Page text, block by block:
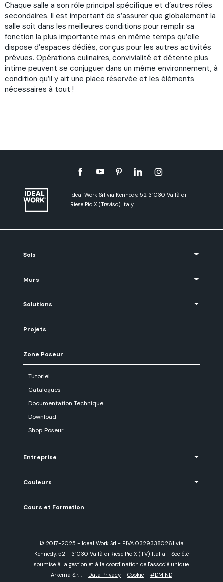
Chaque salle a son rôle principal spécifique et d’autres rôles
secondaires. Il est important de s’assurer que globalement la
salle soit dans les meilleures conditions pour remplir sa
fonction la plus importante mais en même temps qu’elle
dispose d’espaces dédiés, conçus pour les autres activités
prévues. Opérations culinaires, convivialité et détente plus
intime peuvent se conjuguer dans un même environnement, à
condition qu’il y ait une place réservée et les éléments
nécessaires à tout !
Ideal Work Srl via Kennedy, 52 31030 Vallà di
Riese Pio X (Treviso) Italy
Sols
Murs
Solutions
Projets
Zone Poseur
Tutoriel
Catalogues
Documentation Technique
Download
Shop Poseur
Entreprise
Couleurs
Cours et Formation
© 2017-2025 - Ideal Work Srl - P.IVA 03293380261 via
Kennedy, 52 - 31030 Vallà di Riese Pio X (TV) Italia - Société
soumise à la gestion et à la coordination de l'associé unique
Arkema S.r.l. - Data Privacy - Cookie - #DMIND